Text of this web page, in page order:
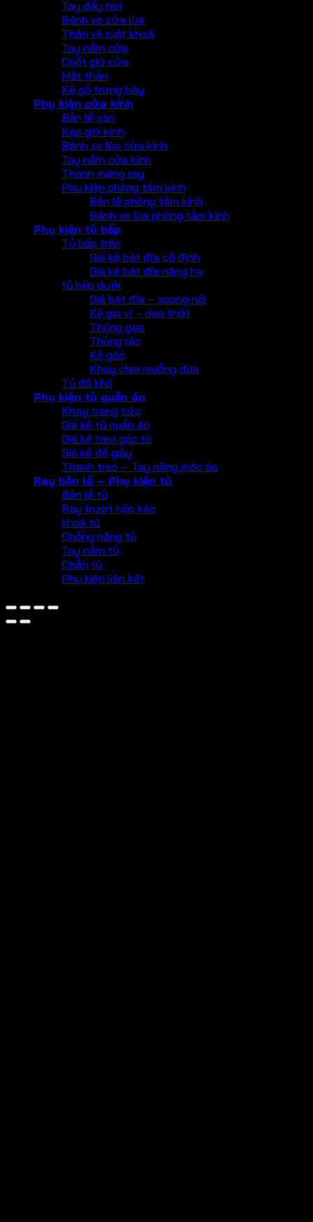
Tay đẩy hơi
Bánh xe cửa lùa
Thân và ruột khoá
Tay nắm cửa
Chốt giữ cửa
Mắt thần
Kệ gỗ trưng bày
Phụ kiện cửa kính
Bản lề sàn
Kẹp giữ kính
Bánh xe lùa cửa kính
Tay nắm cửa kính
Thanh máng ray
Phụ kiện phòng tắm kính
Bản lề phòng tắm kính
Bánh xe lùa phòng tắm kính
Phụ kiện tủ bếp
Tủ bếp trên
Giá kệ bát đĩa cố định
Giá kệ bát đĩa nâng hạ
tủ bếp dưới
Giá bát đĩa – xoong nồi
Kệ gia vị – dao thớt
Thùng gạo
Thùng rác
Kệ góc
Khay chia muỗng đũa
Tủ đồ khô
Phụ kiện tủ quần áo
Khay trang sức
Giá kệ tủ quần áo
Giá kệ treo góc tủ
Giá kệ để giày
Thanh treo – Tay nâng móc áo
Ray bản lề – Phụ kiện tủ
Bản lề tủ
Ray trượt hộc kéo
khoá tủ
Chống nâng tủ
Tay nắm tủ
Chân tủ
Phụ kiện liên kết